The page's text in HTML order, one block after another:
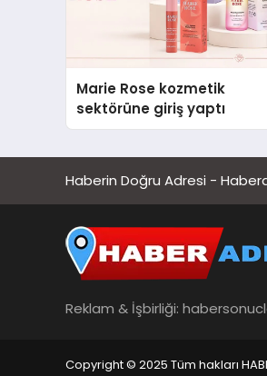
Marie Rose kozmetik
sektörüne giriş yaptı
Haberin Doğru Adresi -
Reklam & İşbirliği:
Copyright © 2025 Tüm hakları